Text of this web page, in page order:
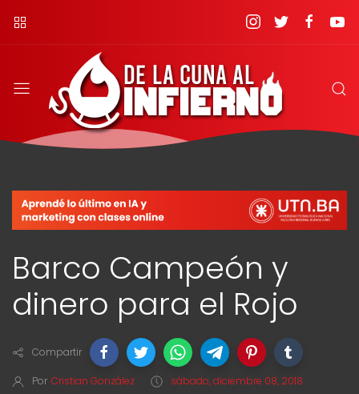
Barco Campeón y
dinero para el Rojo
Compartir
Por Cristian González
sábado, diciembre 08, 2018